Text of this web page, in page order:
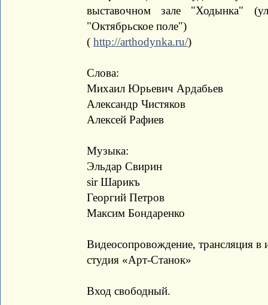
выставочном зале "Ходынка"
"Октябрьское поле")
( http://arthodynka.ru/)
Слова:
Михаил Юрьевич Ардабьев
Александр Чистяков
Алексей Рафиев
Музыка:
Эльдар Свирин
sir Шарикъ
Георгий Петров
Максим Бондаренко
Видеосопровождение, трансляция в
студия «Арт-Станок»
Вход свободный.